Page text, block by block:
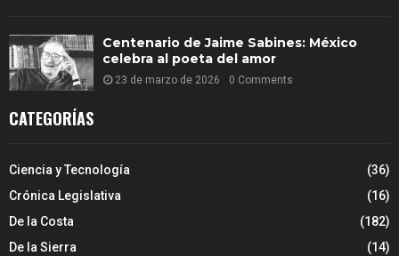
Centenario de Jaime Sabines: México
celebra al poeta del amor
23 de marzo de 2026 0 Comments
CATEGORÍAS
Ciencia y Tecnología
(36)
Crónica Legislativa
(16)
De la Costa
(182)
De la Sierra
(14)